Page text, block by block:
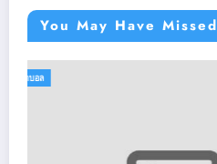
You May Have Missed